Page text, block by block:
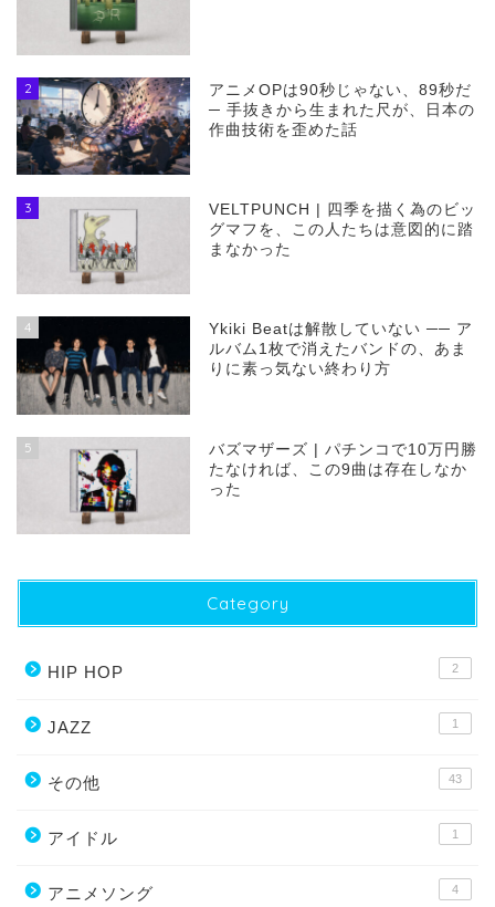
2
アニメOPは90秒じゃない、89秒だ
─ 手抜きから生まれた尺が、日本の
作曲技術を歪めた話
3
VELTPUNCH | 四季を描く為のビッ
グマフを、この人たちは意図的に踏
まなかった
4
Ykiki Beatは解散していない ── ア
ルバム1枚で消えたバンドの、あま
りに素っ気ない終わり方
5
バズマザーズ | パチンコで10万円勝
たなければ、この9曲は存在しなか
った
Category
HIP HOP 2
JAZZ 1
その他 43
アイドル 1
アニメソング 4